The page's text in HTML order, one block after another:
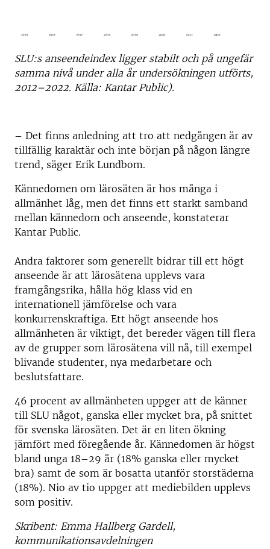
SLU:s anseendeindex ligger stabilt och på ungefär
samma nivå under alla år undersökningen utförts,
2012–2022. Källa: Kantar Public).
– Det finns anledning att tro att nedgången är av
tillfällig karaktär och inte början på någon längre
trend, säger Erik Lundbom.
Kännedomen om lärosäten är hos många i
allmänhet låg, men det finns ett starkt samband
mellan kännedom och anseende, konstaterar
Kantar Public.
Andra faktorer som generellt bidrar till ett högt
anseende är att lärosätena upplevs vara
framgångsrika, hålla hög klass vid en
internationell jämförelse och vara
konkurrenskraftiga. Ett högt anseende hos
allmänheten är viktigt, det bereder vägen till flera
av de grupper som lärosätena vill nå, till exempel
blivande studenter, nya medarbetare och
beslutsfattare.
46 procent av allmänheten uppger att de känner
till SLU något, ganska eller mycket bra, på snittet
för svenska lärosäten. Det är en liten ökning
jämfört med föregående år. Kännedomen är högst
bland unga 18–29 år (18% ganska eller mycket
bra) samt de som är bosatta utanför storstäderna
(18%). Nio av tio uppger att mediebilden upplevs
som positiv.
Skribent: Emma Hallberg Gardell,
kommunikationsavdelningen